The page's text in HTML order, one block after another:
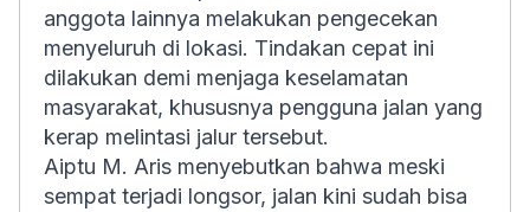
anggota lainnya melakukan pengecekan
menyeluruh di lokasi. Tindakan cepat ini
dilakukan demi menjaga keselamatan
masyarakat, khususnya pengguna jalan yang
kerap melintasi jalur tersebut.
Aiptu M. Aris menyebutkan bahwa meski
sempat terjadi longsor, jalan kini sudah bisa